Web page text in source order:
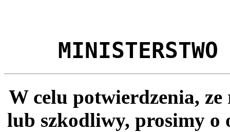
MINISTERSTWO
W celu potwierdzenia,
lub szkodliwy, prosimy o